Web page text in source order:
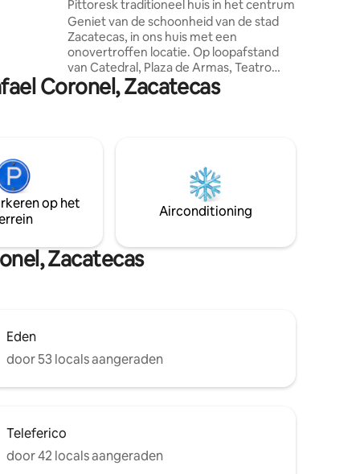
Pittoresk traditioneel huis in het centrum
Geniet van de schoonheid van de stad
Zacatecas, in ons huis met een
onovertroffen locatie. Op loopafstand
van Catedral, Plaza de Armas, Teatro
Calderón en Avenida Hidalgo. Een
accommodatie ontworpen voor
patio. Geniet van de musea, restaurants
banken om de hoek Wij zijn je
verhuurders in de stad van Zacatecas.
Coronel, Zacatecas
op het
Airconditioning
Zacatecas
Eden
door 53 locals aangeraden
Teleferico
door 42 locals aangeraden